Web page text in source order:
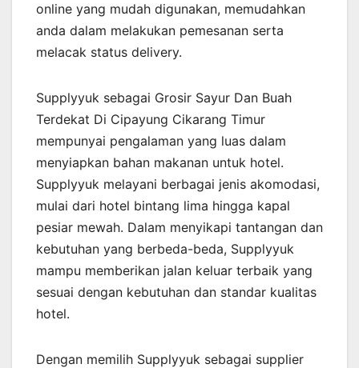
online yang mudah digunakan, memudahkan
anda dalam melakukan pemesanan serta
melacak status delivery.
Supplyyuk sebagai Grosir Sayur Dan Buah
Terdekat Di Cipayung Cikarang Timur
mempunyai pengalaman yang luas dalam
menyiapkan bahan makanan untuk hotel.
Supplyyuk melayani berbagai jenis akomodasi,
mulai dari hotel bintang lima hingga kapal
pesiar mewah. Dalam menyikapi tantangan dan
kebutuhan yang berbeda-beda, Supplyyuk
mampu memberikan jalan keluar terbaik yang
sesuai dengan kebutuhan dan standar kualitas
hotel.
Dengan memilih Supplyyuk sebagai supplier